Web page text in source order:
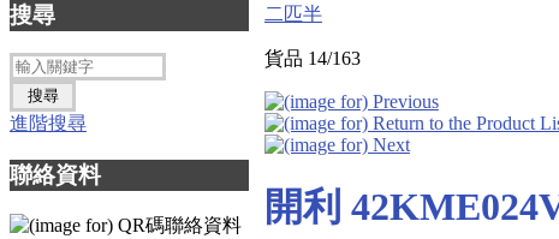
搜尋
進階搜尋
聯絡資料
二匹半
貨品 14/163
開利